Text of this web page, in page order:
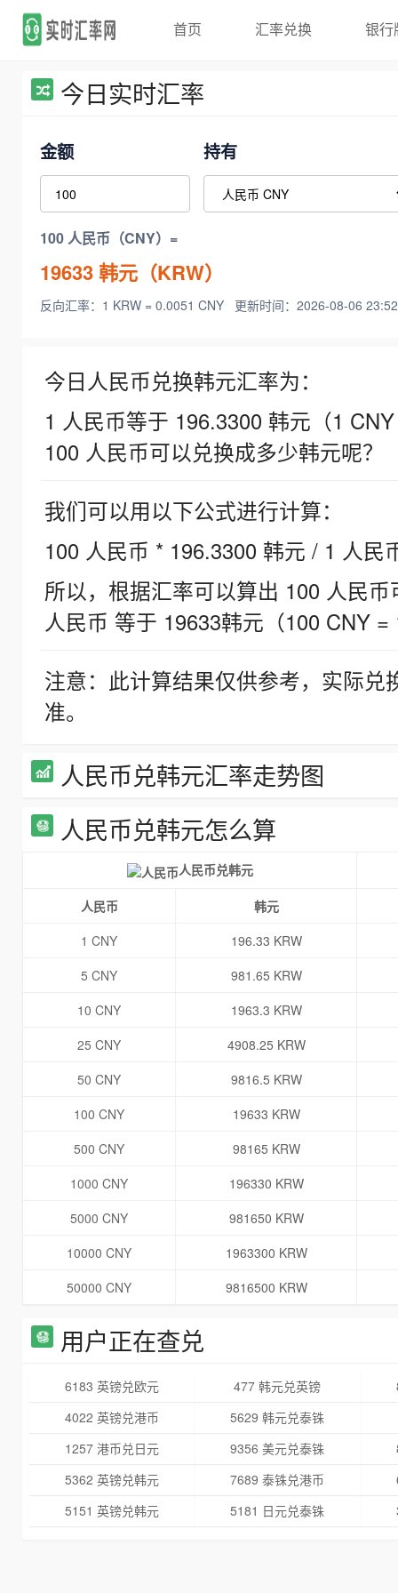
首页 汇率兑换 银行
今日实时汇率
金额 持有
100 人民币（CNY）=
19633韩元（KRW）
反向汇率：1 KRW = 0.0051 CNY 更新时间：2026-08-06
今日人民币兑换韩元汇率为：
1 人民币等于 196.3300 韩元（1
100 人民币可以兑换成多少韩元呢？
我们可以用以下公式进行计算：
100 人民币 * 196.3300 韩元 / 1 人民
所以，根据汇率可以算出 100 人民
人民币 等于 19633韩元（100 CNY =
注意：此计算结果仅供参考，实际
准。
人民币兑韩元汇率走势图
人民币兑韩元怎么算
人民币兑韩元
人民币
韩元
1 CNY
196.33 KRW
5 CNY
981.65 KRW
10 CNY
1963.3 KRW
25 CNY
4908.25 KRW
50 CNY
9816.5 KRW
100 CNY
19633 KRW
500 CNY
98165 KRW
1000 CNY
196330 KRW
5000 CNY
981650 KRW
10000 CNY
1963300 KRW
50000 CNY
9816500 KRW
用户正在查兑
6183 英镑兑欧元 477 韩元兑英镑
4022 英镑兑港币
5629 韩元兑泰铢
1257 港币兑日元
9356 美元兑泰铢
5362 英镑兑韩元
7689 泰铢兑港币
5151 英镑兑韩元
5181 日元兑泰铢